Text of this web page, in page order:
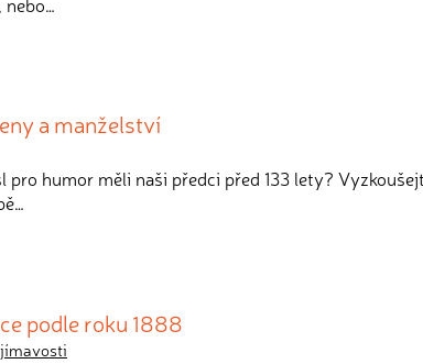
a manželství
pro humor měli naši předci před 133 lety?
podle roku 1888